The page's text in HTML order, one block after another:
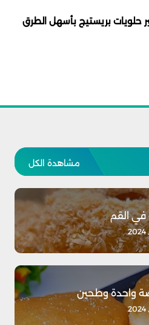
حلويات بريستيج بأسهل الطرق
مشاهدة الكل
في القم
واحدة وطحين